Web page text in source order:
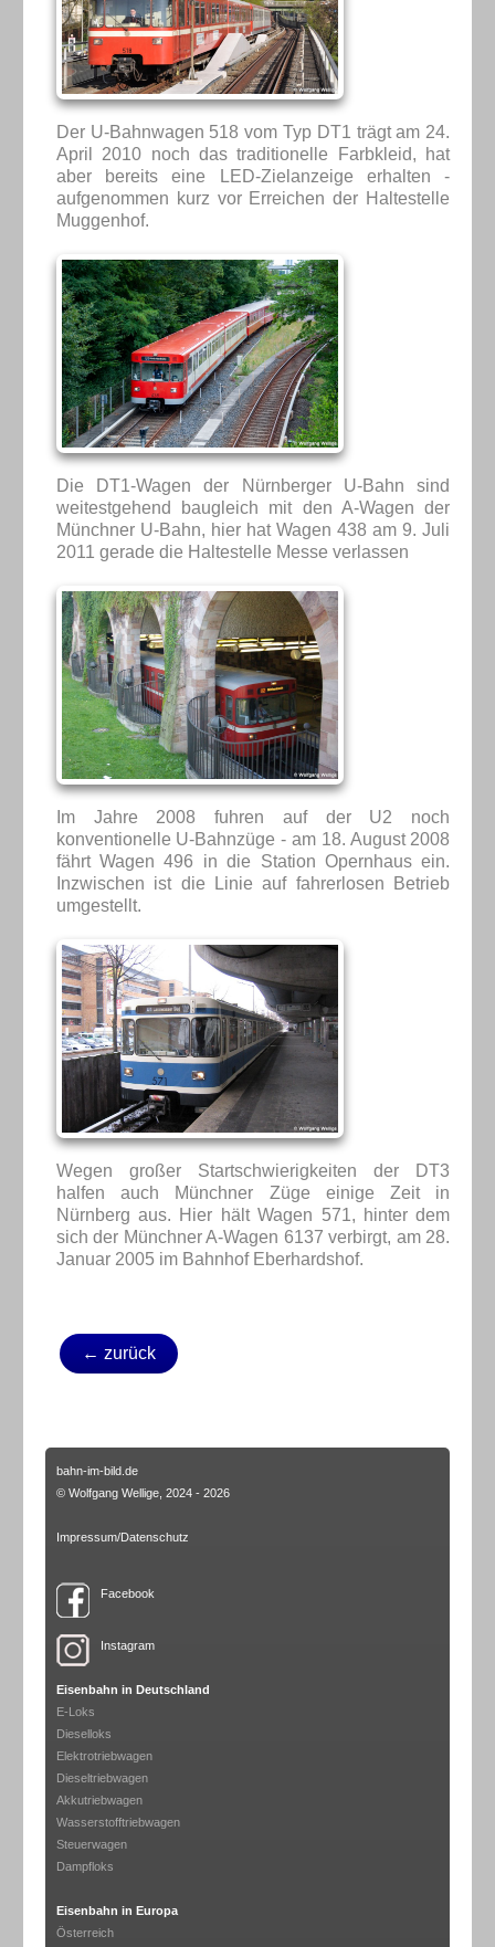
Der U-Bahnwagen 518 vom Typ DT1 trägt am 24.
April 2010 noch das traditionelle Farbkleid, hat
aber bereits eine LED-Zielanzeige erhalten -
aufgenommen kurz vor Erreichen der Haltestelle
Muggenhof.
Die DT1-Wagen der Nürnberger U-Bahn sind
weitestgehend baugleich mit den A-Wagen der
Münchner U-Bahn, hier hat Wagen 438 am 9. Juli
2011 gerade die Haltestelle Messe verlassen
Im Jahre 2008 fuhren auf der U2 noch
konventionelle U-Bahnzüge - am 18. August 2008
fährt Wagen 496 in die Station Opernhaus ein.
Inzwischen ist die Linie auf fahrerlosen Betrieb
umgestellt.
Wegen großer Startschwierigkeiten der DT3
halfen auch Münchner Züge einige Zeit in
Nürnberg aus. Hier hält Wagen 571, hinter dem
sich der Münchner A-Wagen 6137 verbirgt, am 28.
Januar 2005 im Bahnhof Eberhardshof.
← zurück
bahn-im-bild.de
© Wolfgang Wellige, 2024 - 2026
Impressum/Datenschutz
Facebook
Instagram
Eisenbahn in Deutschland
E-Loks
Dieselloks
Elektrotriebwagen
Dieseltriebwagen
Akkutriebwagen
Wasserstofftriebwagen
Steuerwagen
Dampfloks
Eisenbahn in Europa
Österreich